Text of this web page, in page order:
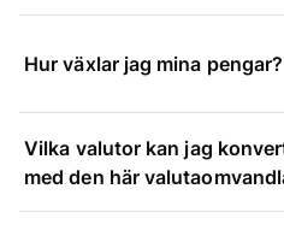
Hur växlar jag mina pengar?
Vilka valutor kan jag
med den här